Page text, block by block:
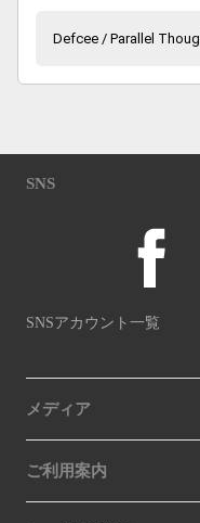
Defcee / Parallel
SNS
SNSアカウント一覧
メディア
ご利用案内